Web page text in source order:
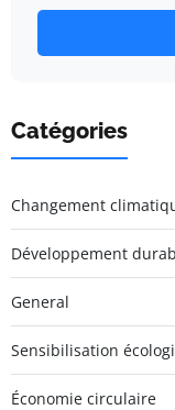
Catégories
Changement
Développement
General
Sensibilisation
Économie circulaire